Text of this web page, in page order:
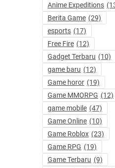
Anime Expeditions
Berita Game (29)
esports (17)
Free Fire (12)
Gadget Terbaru (10)
game baru (12)
Game horor (19)
Game MMORPG (12)
game mobile (47)
Game Online (10)
Game Roblox (23)
Game RPG (19)
Game Terbaru (9)